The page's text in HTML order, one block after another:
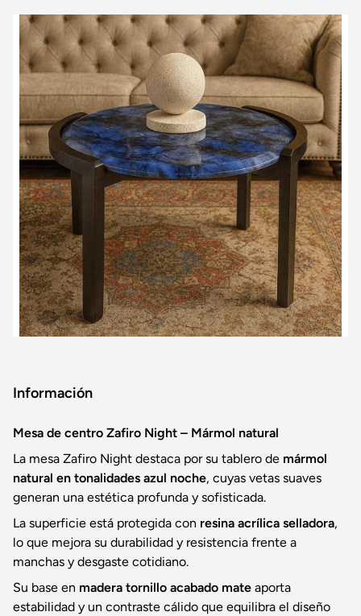
Información
Mesa de centro Zafiro Night – Mármol natural
La mesa Zafiro Night destaca por su tablero de mármol
natural en tonalidades azul noche, cuyas vetas suaves
generan una estética profunda y sofisticada.
La superficie está protegida con resina acrílica selladora,
lo que mejora su durabilidad y resistencia frente a
manchas y desgaste cotidiano.
Su base en madera tornillo acabado mate aporta
estabilidad y un contraste cálido que equilibra el diseño